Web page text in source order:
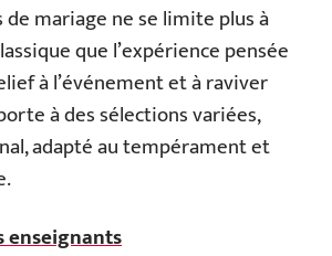
mariage ne se limite plus à
que l’expérience pensée
à l’événement et à raviver
à des sélections variées,
adapté au tempérament et
enseignants